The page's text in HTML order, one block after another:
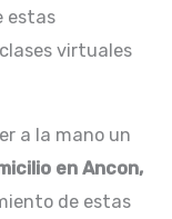
estas
virtuales
a la mano un
en Ancon,
de estas